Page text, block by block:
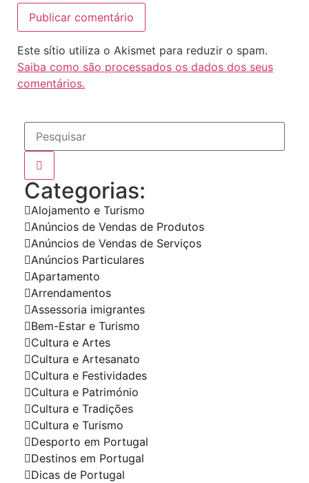
Este sítio utiliza o Akismet para reduzir o spam.
Saiba como são processados os dados dos seus
comentários.
Categorias:
Alojamento e Turismo
Anúncios de Vendas de Produtos
Anúncios de Vendas de Serviços
Anúncios Particulares
Apartamento
Arrendamentos
Assessoria imigrantes
Bem-Estar e Turismo
Cultura e Artes
Cultura e Artesanato
Cultura e Festividades
Cultura e Património
Cultura e Tradições
Cultura e Turismo
Desporto em Portugal
Destinos em Portugal
Dicas de Portugal